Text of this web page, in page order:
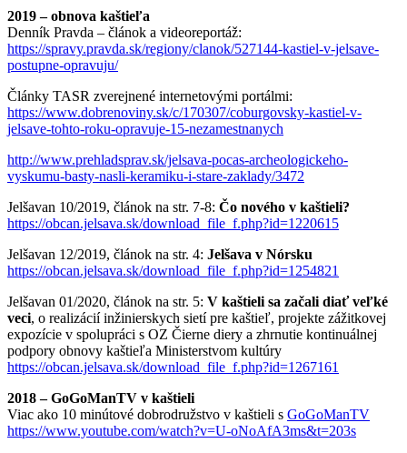
2019 – obnova kaštieľa
Denník Pravda – článok a videoreportáž:
https://spravy.pravda.sk/regiony/clanok/527144-kastiel-v-jelsave-
postupne-opravuju/
Články TASR zverejnené internetovými portálmi:
https://www.dobrenoviny.sk/c/170307/coburgovsky-kastiel-v-
jelsave-tohto-roku-opravuje-15-nezamestnanych
http://www.prehladsprav.sk/jelsava-pocas-archeologickeho-
vyskumu-basty-nasli-keramiku-i-stare-zaklady/3472
Jelšavan 10/2019, článok na str. 7-8: Čo nového v kaštieli?
https://obcan.jelsava.sk/download_file_f.php?id=1220615
Jelšavan 12/2019, článok na str. 4: Jelšava v Nórsku
https://obcan.jelsava.sk/download_file_f.php?id=1254821
Jelšavan 01/2020, článok na str. 5: V kaštieli sa začali diať veľké
veci, o realizácií inžinierskych sietí pre kaštieľ, projekte zážitkovej
expozície v spolupráci s OZ Čierne diery a zhrnutie kontinuálnej
podpory obnovy kaštieľa Ministerstvom kultúry
https://obcan.jelsava.sk/download_file_f.php?id=1267161
2018 – GoGoManTV v kaštieli
Viac ako 10 minútové dobrodružstvo v kaštieli s GoGoManTV
https://www.youtube.com/watch?v=U-oNoAfA3ms&t=203s